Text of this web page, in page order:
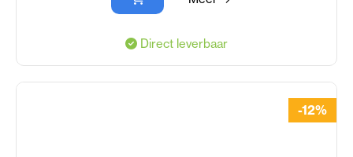
Direct leverbaar
-12%